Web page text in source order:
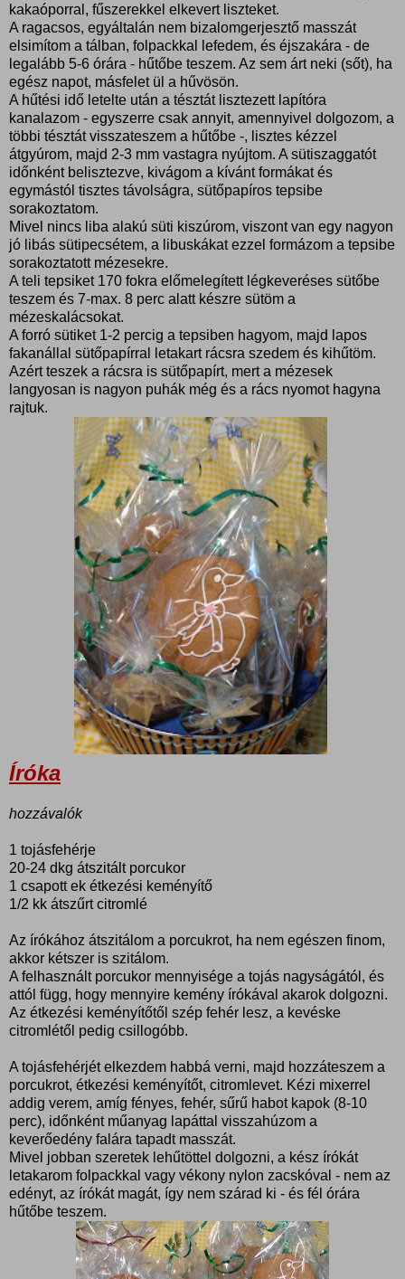
kakaóporral, fűszerekkel elkevert liszteket.
A ragacsos, egyáltalán nem bizalomgerjesztő masszát
elsimítom a tálban, folpackkal lefedem, és éjszakára - de
legalább 5-6 órára - hűtőbe teszem. Az sem árt neki (sőt), ha
egész napot, másfelet ül a hűvösön.
A hűtési idő letelte után a tésztát lisztezett lapítóra
kanalazom - egyszerre csak annyit, amennyivel dolgozom, a
többi tésztát visszateszem a hűtőbe -, lisztes kézzel
átgyúrom, majd 2-3 mm vastagra nyújtom. A sütiszaggatót
időnként belisztezve, kivágom a kívánt formákat és
egymástól tisztes távolságra, sütőpapíros tepsibe
sorakoztatom.
Mivel nincs liba alakú süti kiszúrom, viszont van egy nagyon
jó libás sütipecsétem, a libuskákat ezzel formázom a tepsibe
sorakoztatott mézesekre.
A teli tepsiket 170 fokra előmelegített légkeveréses sütőbe
teszem és 7-max. 8 perc alatt készre sütöm a
mézeskalácsokat.
A forró sütiket 1-2 percig a tepsiben hagyom, majd lapos
fakanállal sütőpapírral letakart rácsra szedem és kihűtöm.
Azért teszek a rácsra is sütőpapírt, mert a mézesek
langyosan is nagyon puhák még és a rács nyomot hagyna
rajtuk.
Íróka
hozzávalók
1 tojásfehérje
20-24 dkg átszitált porcukor
1 csapott ek étkezési keményítő
1/2 kk átszűrt citromlé
Az írókához átszitálom a porcukrot, ha nem egészen finom,
akkor kétszer is szitálom.
A felhasznált porcukor mennyisége a tojás nagyságától, és
attól függ, hogy mennyire kemény írókával akarok dolgozni.
Az étkezési keményítőtől szép fehér lesz, a kevéske
citromlétől pedig csillogóbb.
A tojásfehérjét elkezdem habbá verni, majd hozzáteszem a
porcukrot, étkezési keményítőt, citromlevet. Kézi mixerrel
addig verem, amíg fényes, fehér, sűrű habot kapok (8-10
perc), időnként műanyag lapáttal visszahúzom a
keverőedény falára tapadt masszát.
Mivel jobban szeretek lehűtöttel dolgozni, a kész írókát
letakarom folpackkal vagy vékony nylon zacskóval - nem az
edényt, az írókát magát, így nem szárad ki - és fél órára
hűtőbe teszem.